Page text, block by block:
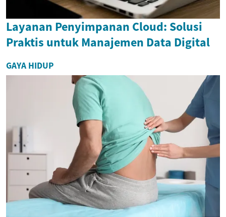
Layanan Penyimpanan Cloud: Solusi
Praktis untuk Manajemen Data Digital
GAYA HIDUP